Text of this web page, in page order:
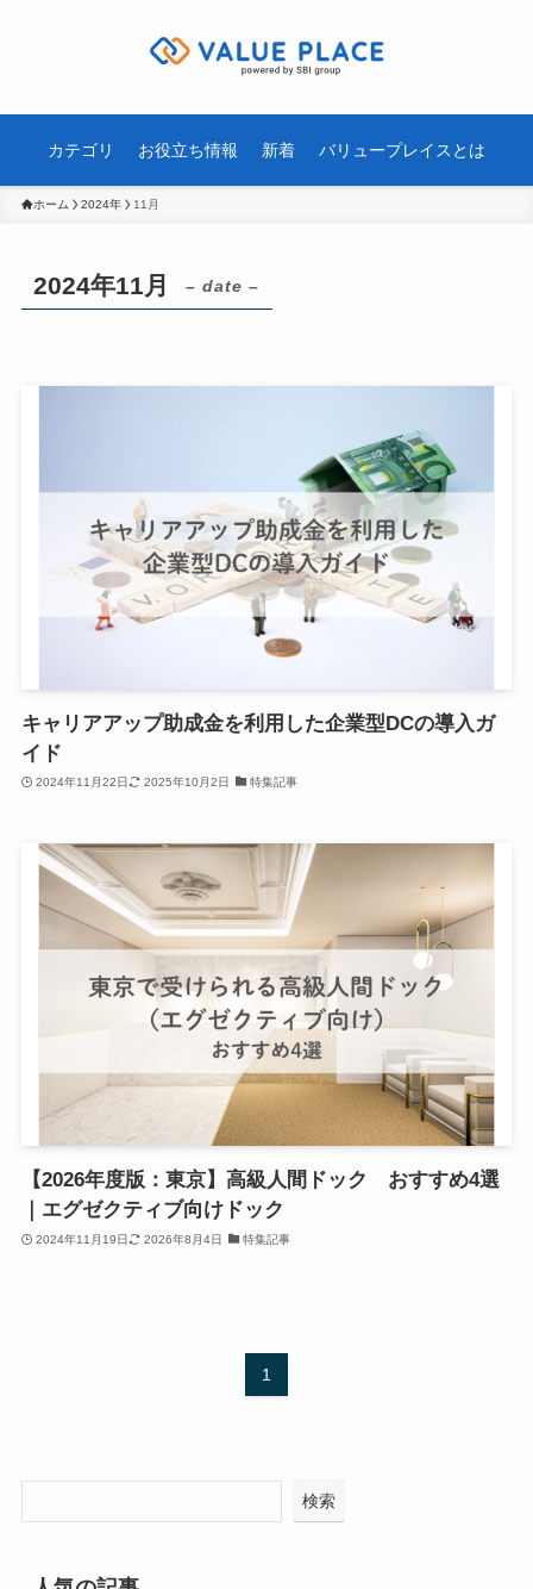
カテゴリ お役立ち情報 新着 バリュープレイスとは
ホーム 2024年 11月
2024年11月 – date –
キャリアアップ助成金を利用した企業型DCの導入ガ
イド
2024年11月22日 2025年10月2日 特集記事
【2026年度版：東京】高級人間ドック おすすめ4選
｜エグゼクティブ向けドック
2024年11月19日 2026年8月4日 特集記事
1
検索